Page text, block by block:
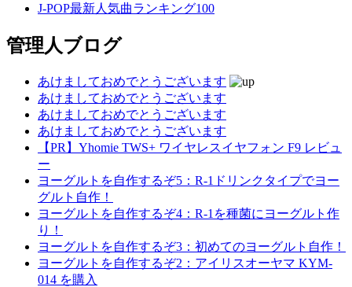
J-POP最新人気曲ランキング100
管理人ブログ
あけましておめでとうございます
あけましておめでとうございます
あけましておめでとうございます
あけましておめでとうございます
【PR】Yhomie TWS+ ワイヤレスイヤフォン F9 レビュ
ー
ヨーグルトを自作するぞ5：R-1ドリンクタイプでヨー
グルト自作！
ヨーグルトを自作するぞ4：R-1を種菌にヨーグルト作
り！
ヨーグルトを自作するぞ3：初めてのヨーグルト自作！
ヨーグルトを自作するぞ2：アイリスオーヤマ KYM-
014 を購入